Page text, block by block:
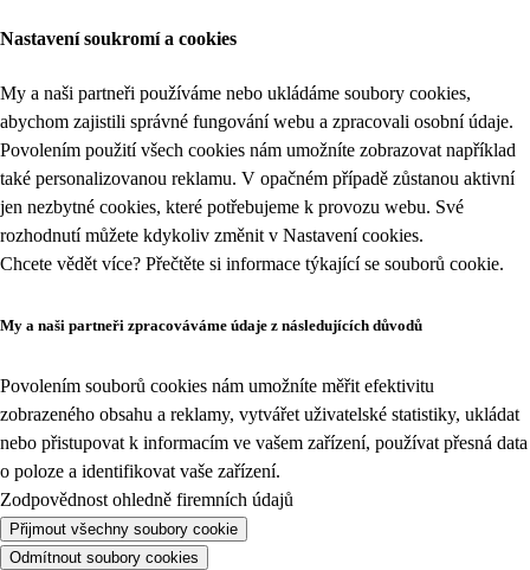
Nastavení soukromí a cookies
My a naši partneři používáme nebo ukládáme soubory cookies,
abychom zajistili správné fungování webu a zpracovali osobní údaje.
Povolením použití všech cookies nám umožníte zobrazovat například
také personalizovanou reklamu. V opačném případě zůstanou aktivní
jen nezbytné cookies, které potřebujeme k provozu webu. Své
rozhodnutí můžete kdykoliv změnit v Nastavení cookies.
Chcete vědět více? Přečtěte si informace týkající se souborů cookie.
My a naši partneři zpracováváme údaje z následujících důvodů
Povolením souborů cookies nám umožníte měřit efektivitu
zobrazeného obsahu a reklamy, vytvářet uživatelské statistiky, ukládat
nebo přistupovat k informacím ve vašem zařízení, používat přesná data
o poloze a identifikovat vaše zařízení.
Zodpovědnost ohledně firemních údajů
Přijmout všechny soubory cookie
Odmítnout soubory cookies